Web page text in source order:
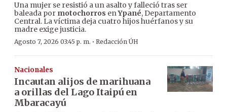
Una mujer se resistió a un asalto y falleció tras ser
baleada por motochorros enYpané, Departamento
Central. La víctima deja cuatro hijos huérfanos y su
madre exige justicia.
Agosto 7, 2026 03:45 p. m. · Redacción ÚH
Nacionales
Incautan alijos de marihuana
a orillas del Lago Itaipú en
Mbaracayú